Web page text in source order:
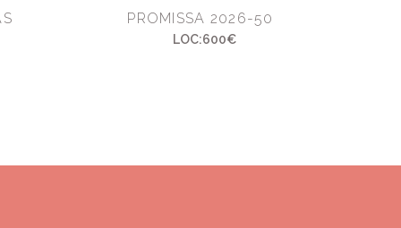
PROMISSA 2026-50
LOC:600€